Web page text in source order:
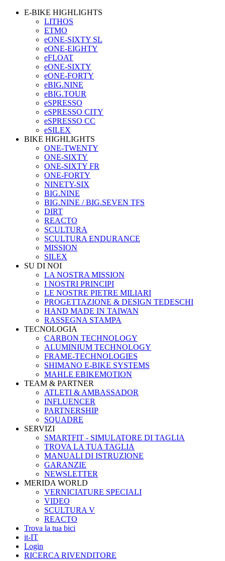
E-BIKE HIGHLIGHTS
LITHOS
ETMO
eONE-SIXTY SL
eONE-EIGHTY
eFLOAT
eONE-SIXTY
eONE-FORTY
eBIG.NINE
eBIG.TOUR
eSPRESSO
eSPRESSO CITY
eSPRESSO CC
eSILEX
BIKE HIGHLIGHTS
ONE-TWENTY
ONE-SIXTY
ONE-SIXTY FR
ONE-FORTY
NINETY-SIX
BIG.NINE
BIG.NINE / BIG.SEVEN TFS
DIRT
REACTO
SCULTURA
SCULTURA ENDURANCE
MISSION
SILEX
SU DI NOI
LA NOSTRA MISSION
I NOSTRI PRINCIPI
LE NOSTRE PIETRE MILIARI
PROGETTAZIONE & DESIGN TEDESCHI
HAND MADE IN TAIWAN
RASSEGNA STAMPA
TECNOLOGIA
CARBON TECHNOLOGY
ALUMINIUM TECHNOLOGY
FRAME-TECHNOLOGIES
SHIMANO E-BIKE SYSTEMS
MAHLE EBIKEMOTION
TEAM & PARTNER
ATLETI & AMBASSADOR
INFLUENCER
PARTNERSHIP
SQUADRE
SERVIZI
SMARTFIT - SIMULATORE DI TAGLIA
TROVA LA TUA TAGLIA
MANUALI DI ISTRUZIONE
GARANZIE
NEWSLETTER
MERIDA WORLD
VERNICIATURE SPECIALI
VIDEO
SCULTURA V
REACTO
Trova la tua bici
it-IT
Login
RICERCA RIVENDITORE